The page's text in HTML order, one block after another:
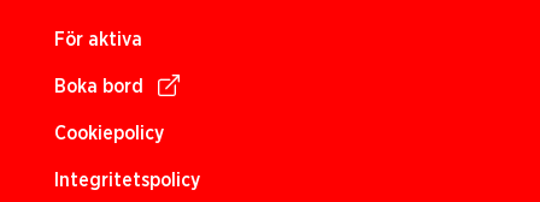
För aktiva
Boka bord
Cookiepolicy
Integritetspolicy